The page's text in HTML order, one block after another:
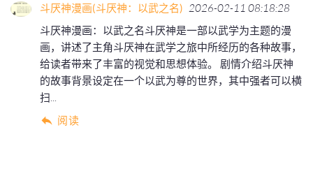
斗厌神漫画(斗厌神：以武之名) 2026-02-11 08:18:28
斗厌神漫画：以武之名斗厌神是一部以武学为主题的漫
画，讲述了主角斗厌神在武学之旅中所经历的各种故事，
给读者带来了丰富的视觉和思想体验。 剧情介绍斗厌神
的故事背景设定在一个以武为尊的世界，其中强者可以横
扫...
阅读